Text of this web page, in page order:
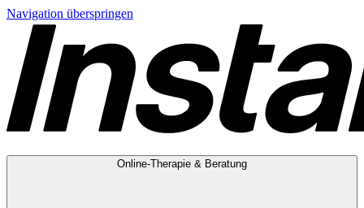
Navigation überspringen
Online-Therapie & Beratung